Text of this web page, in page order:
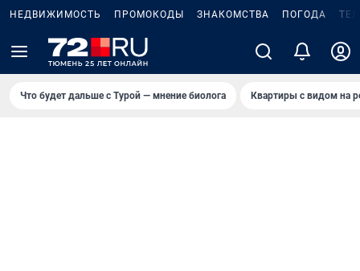
НЕДВИЖИМОСТЬ ПРОМОКОДЫ ЗНАКОМСТВА ПОГОДА
Что будет дальше с Турой — мнение биолога Квартиры с видом на